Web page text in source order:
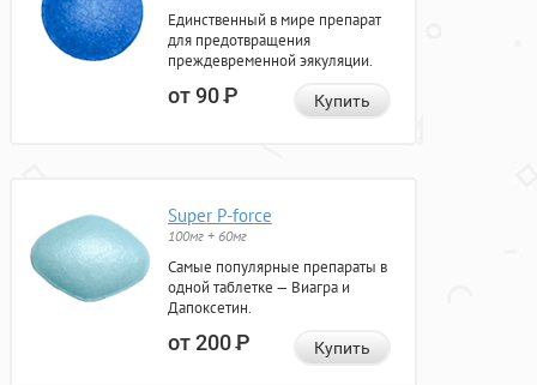
Единственный в мире препарат
для предотвращения
преждевременной эякуляции.
от 90Р Купить
Super P-force
100мг + 60мг
Самые популярные препараты в
одной таблетке — Виагра и
Дапоксетин.
от 200Р Купить